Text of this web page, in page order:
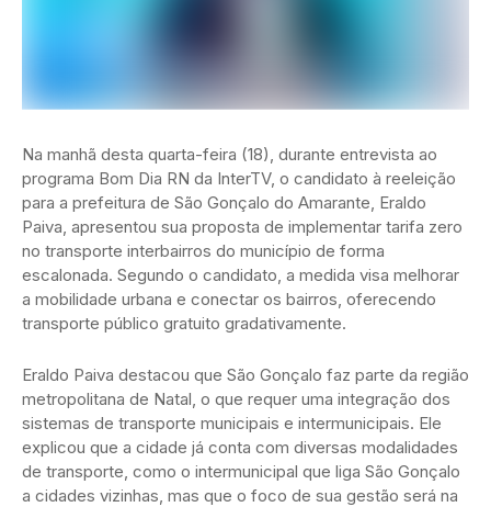
Na manhã desta quarta-feira (18), durante entrevista ao
programa Bom Dia RN da InterTV, o candidato à reeleição
para a prefeitura de São Gonçalo do Amarante, Eraldo
Paiva, apresentou sua proposta de implementar tarifa zero
no transporte interbairros do município de forma
escalonada. Segundo o candidato, a medida visa melhorar
a mobilidade urbana e conectar os bairros, oferecendo
transporte público gratuito gradativamente.
Eraldo Paiva destacou que São Gonçalo faz parte da região
metropolitana de Natal, o que requer uma integração dos
sistemas de transporte municipais e intermunicipais. Ele
explicou que a cidade já conta com diversas modalidades
de transporte, como o intermunicipal que liga São Gonçalo
a cidades vizinhas, mas que o foco de sua gestão será na